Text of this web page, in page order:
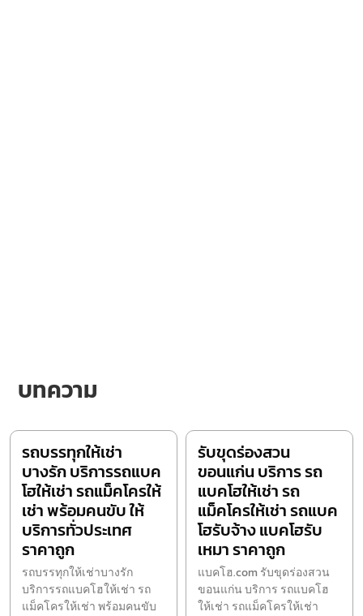
บทความ
รถบรรทุกให้เช่า
บางรัก บริการรถแบค
โฮให้เช่า รถแม็คโครให้
เช่า พร้อมคนขับ ให้
บริการทั่วประเทศ
ราคาถูก
รถบรรทุกให้เช่าบางรัก
บริการรถแบคโฮให้เช่า รถ
แม็คโครให้เช่า พร้อมคนขับ
รับขุดร่องสวน
ขอนแก่น บริการ รถ
แบคโฮให้เช่า รถ
แม็คโครให้เช่า รถแบค
โฮรับจ้าง แบคโฮรับ
เหมา ราคาถูก
แบคโฮ.com รับขุดร่องสวน
ขอนแก่น บริการ รถแบคโฮ
ให้เช่า รถแม็คโครให้เช่า